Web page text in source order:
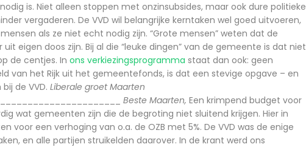
is. Niet alleen stoppen met onzinsubsides, maar ook dure politieke
vergaderen. De VVD wil belangrijke kerntaken wel goed uitvoeren,
als ze niet echt nodig zijn. “Grote mensen” weten dat de
eigen doos zijn. Bij al die “leuke dingen” van de gemeente is dat niet
de centjes. In ons verkiezingsprogramma staat dan ook: geen
van het Rijk uit het gemeentefonds, is dat een stevige opgave – en
de VVD. Liberale groet Maarten
Beste Maarten, Een krimpend budget voor
wat gemeenten zijn die de begroting niet sluitend krijgen. Hier in
voor een verhoging van o.a. de OZB met 5%. De VVD was de enige
en alle partijen struikelden daarover. In de krant werd ons